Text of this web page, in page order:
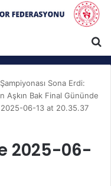
Sona Erdi:
Aşkın Bak Final Gününde
06-13 at 20.35.37
2025-06-